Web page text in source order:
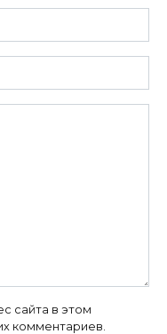
сайта в этом
комментариев.